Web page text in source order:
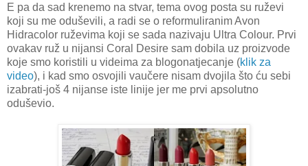
E pa da sad krenemo na stvar, tema ovog posta su ruževi
koji su me oduševili, a radi se o reformuliranim Avon
Hidracolor ruževima koji se sada nazivaju Ultra Colour. Prvi
ovakav ruž u nijansi Coral Desire sam dobila uz proizvode
koje smo koristili u videima za blogonatjecanje (klik za
video), i kad smo osvojili vaučere nisam dvojila što ću sebi
izabrati-još 4 nijanse iste linije jer me prvi apsolutno
oduševio.